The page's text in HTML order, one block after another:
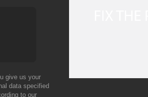
give us your
data specified
to our